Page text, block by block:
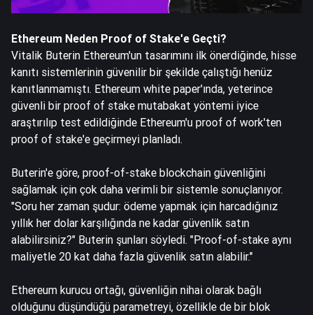
Ethereum Neden Proof of Stake'e Geçti?
Vitalik Buterin Ethereum'un tasarımını ilk önerdiğinde, hisse
kanıtı sistemlerinin güvenilir bir şekilde çalıştığı henüz
kanıtlanmamıştı. Ethereum white paper'ında, yeterince
güvenli bir proof of stake mutabakat yöntemi iyice
araştırılıp test edildiğinde Ethereum'u proof of work'ten
proof of stake'e geçirmeyi planladı.
Buterin'e göre, proof-of-stake blockchain güvenliğini
sağlamak için çok daha verimli bir sistemle sonuçlanıyor.
"Soru her zaman şudur: ödeme yapmak için harcadığınız
yıllık her dolar karşılığında ne kadar güvenlik satın
alabilirsiniz?" Buterin şunları söyledi. "Proof-of-stake aynı
maliyetle 20 kat daha fazla güvenlik satın alabilir."
Ethereum kurucu ortağı, güvenliğin nihai olarak bağlı
olduğunu düşündüğü parametreyi, özellikle de bir blok